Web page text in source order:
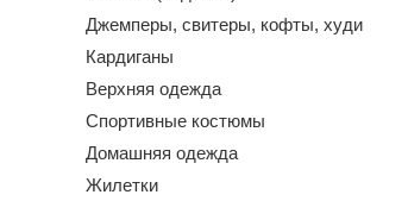
Джемперы, свитеры, кофты, худи
Кардиганы
Верхняя одежда
Спортивные костюмы
Домашняя одежда
Жилетки